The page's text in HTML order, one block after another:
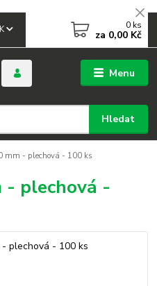
Menu
Hledat
0 ks
za 0,00 Kč
mm - plechová - 100 ks
- plechová -